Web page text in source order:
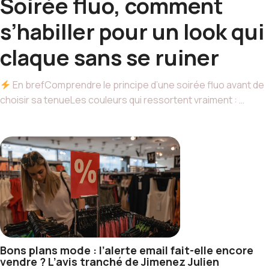
Bons plans mode : l’alerte email fait-elle encore
vendre ? L’avis tranché de Jimenez Julien
s’habiller pour un look qui
claque sans se ruiner
En brefComprendre le principe d’une soirée fluo avant de
choisir sa tenueLes couleurs qui ressortent vraiment : …